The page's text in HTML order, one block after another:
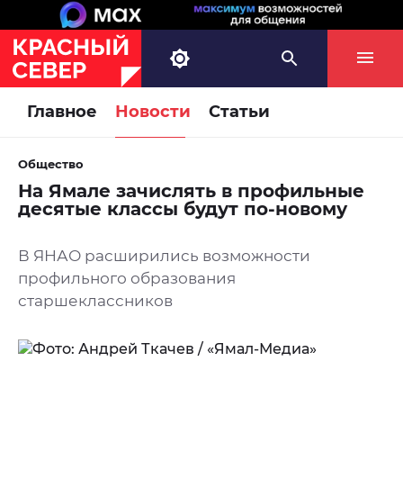
Главное Новости Статьи
Общество
На Ямале зачислять в профильные
десятые классы будут по-новому
В ЯНАО расширились возможности
профильного образования
старшеклассников